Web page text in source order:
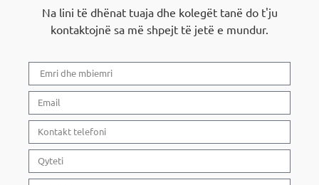
Na lini të dhënat tuaja dhe kolegët tanë do t'ju
kontaktojnë sa më shpejt të jetë e mundur.